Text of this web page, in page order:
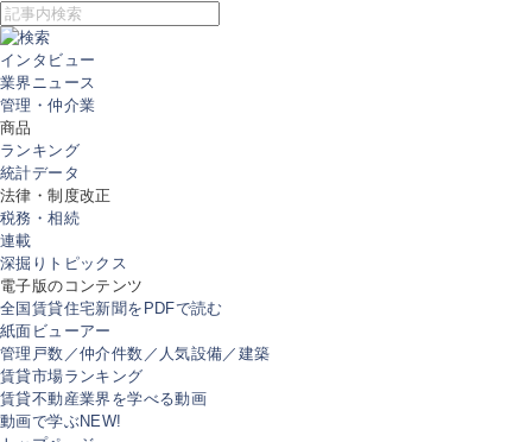
インタビュー
業界ニュース
管理・仲介業
商品
ランキング
統計データ
法律・制度改正
税務・相続
連載
深掘りトピックス
電子版のコンテンツ
全国賃貸住宅新聞をPDFで読む
紙面ビューアー
管理戸数／仲介件数／人気設備／建築
賃貸市場ランキング
賃貸不動産業界を学べる動画
動画で学ぶNEW!